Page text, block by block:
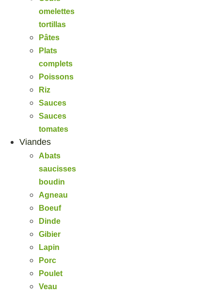
omelettes
tortillas
Pâtes
Plats
complets
Poissons
Riz
Sauces
Sauces
tomates
Viandes
Abats
saucisses
boudin
Agneau
Boeuf
Dinde
Gibier
Lapin
Porc
Poulet
Veau